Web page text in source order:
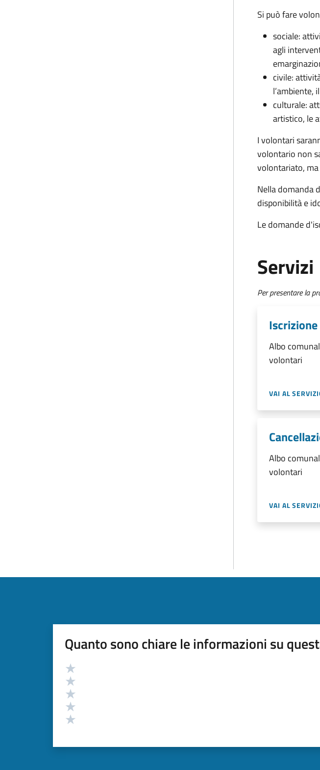
Si può fare
sociale:
agli
civile:
l’ambiente,
culturale:
artistico, le
I volontari
volontario non
volontariato,
Nella domanda
disponibilità e
Le domande
Servizi
Per presentare la
Albo
volontari
VAI AL
Albo
volontari
VAI AL
Quanto sono chiare le informazioni su
Valutazione